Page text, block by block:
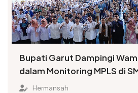
Bupati Garut Dampingi
dalam Monitoring MPLS di
Musaddadiyah
Hermansah